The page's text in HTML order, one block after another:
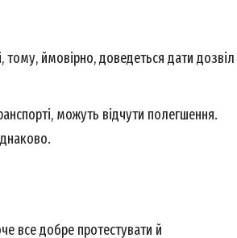
тому, ймовірно, доведеться дати дозвіл
можуть відчути полегшення.
все добре протестувати й